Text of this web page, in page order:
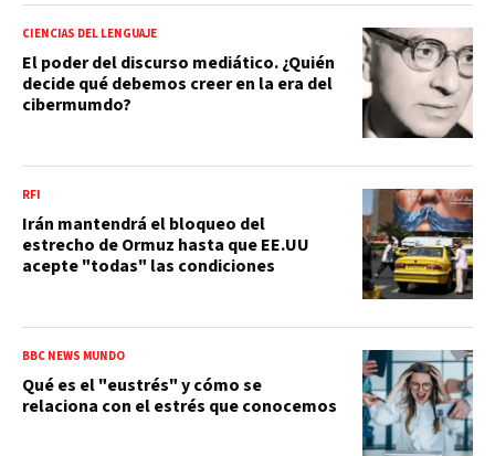
CIENCIAS DEL LENGUAJE
El poder del discurso mediático. ¿Quién
decide qué debemos creer en la era del
cibermumdo?
RFI
Irán mantendrá el bloqueo del
estrecho de Ormuz hasta que EE.UU
acepte "todas" las condiciones
BBC NEWS MUNDO
Qué es el "eustrés" y cómo se
relaciona con el estrés que conocemos